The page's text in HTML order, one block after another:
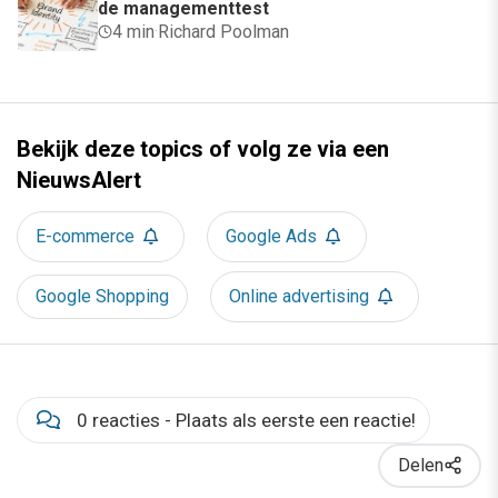
de managementtest
4 min·Richard Poolman
Bekijk deze topics of volg ze via een
NieuwsAlert
E-commerce Google Ads
Google Shopping Online advertising
0 reacties - Plaats als eerste een reactie!
Delen